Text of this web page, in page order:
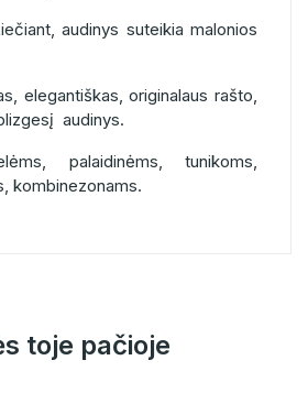
audinys suteikia malonios
elegantiškas, originalaus rašto,
audinys.
palaidinėms, tunikoms,
kombinezonams.
toje pačioje